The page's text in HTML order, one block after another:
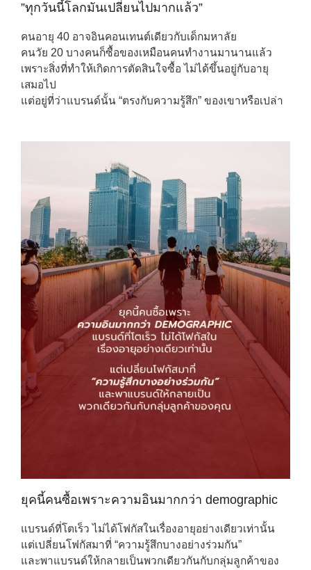
”ทุกวันนี้โลกมันเปลี่ยนไปมากแล้ว”
คนอายุ 40 อาจอินคอนเทนต์เดียวกับเด็กมหาลัย
คนวัย 20 บางคนก็ซื้อของเหมือนคนทำงานมานานแล้ว
เพราะสิ่งที่ทำให้เกิดการตัดสินใจซื้อ ไม่ได้ขึ้นอยู่กับอายุ
เสมอไป
แต่อยู่ที่ว่าแบรนด์นั้น “ตรงกับความรู้สึก” ของเขาหรือเปล่า
ยุคนี้คนซื้อเพราะความอินมากกว่า demographic
แบรนด์ที่โตเร็ว ไม่ได้โฟกัสในเรื่องอายุอย่างเดียวเท่านั้น
แต่เปลี่ยนโฟกัสมาที่ “ความรู้สึกบางอย่างร่วมกัน”
และพาแบรนด์ให้กลายเป็นพวกเดียวกันกับกลุ่มลูกค้าของ